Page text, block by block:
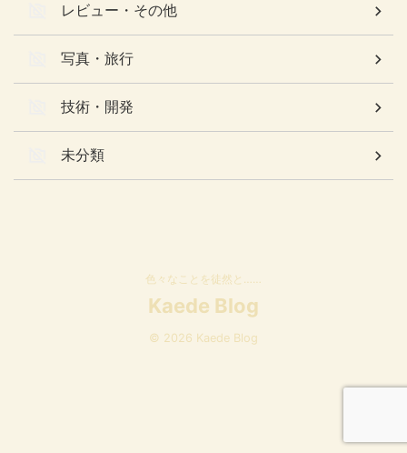
レビュー・その他
写真・旅行
技術・開発
未分類
色々なことを徒然と……
Kaede Blog
© 2026 Kaede Blog